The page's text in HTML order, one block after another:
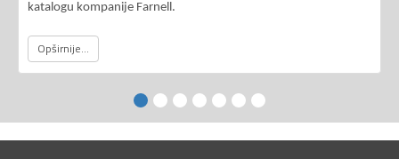
katalogu kompanije Farnell.
Opširnije...